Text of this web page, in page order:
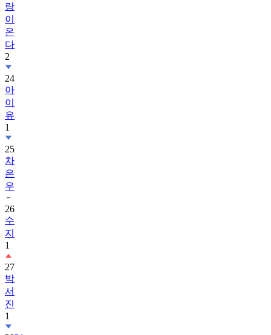
랑
이
온
다
2
24
아
이
유
1
25
차
은
우
26
수
지
1
27
박
서
진
1